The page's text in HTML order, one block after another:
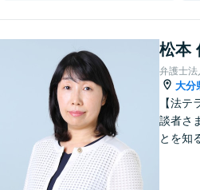
松本
弁護士法
大分
【法
談者さ
とを知